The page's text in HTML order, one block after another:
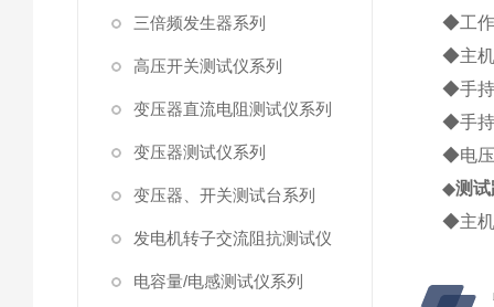
三倍频发生器系列
高压开关测试仪系列
变压器直流电阻测试仪系列
变压器测试仪系列
变压器、开关测试台系列
发电机转子交流阻抗测试仪
电容量/电感测试仪系列
◆工作
◆主机
◆手持
◆手持
◆电压
◆测
◆主机